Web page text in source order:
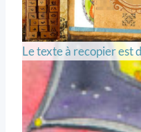
Le texte à recopier est